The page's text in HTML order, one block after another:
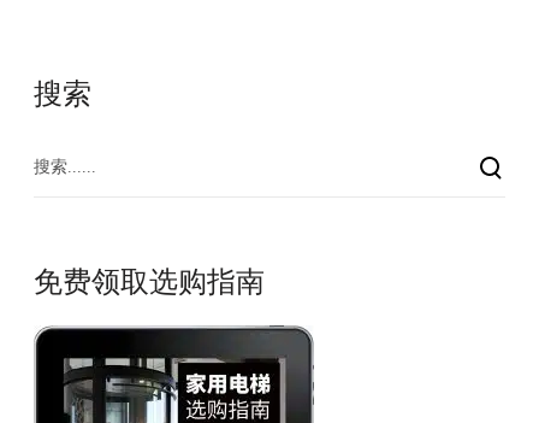
搜索
免费领取选购指南